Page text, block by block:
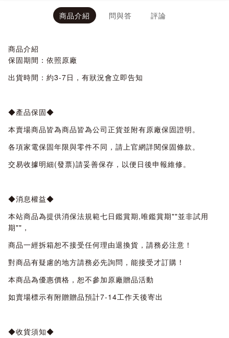
商品介紹 問與答 評論
商品介紹
保固期間：依照原廠
出貨時間：約3-7日，有狀況會立即告知
◆產品保固◆
本賣場商品皆為商品皆為公司正貨並附有原廠保固證明。
各項家電保固年限與零件不同，請上官網詳閱保固條款。
交易收據明細(發票)請妥善保存，以便日後申報維修。
◆消息權益◆
本站商品為提供消保法規範七日鑑賞期,唯鑑賞期""並非試用
期""，
商品一經拆箱恕不接受任何理由退換貨，請務必注意！
對商品有疑慮的地方請務必先詢問，能接受才訂購！
本商品為優惠價格，恕不參加原廠贈品活動
如賣場標示有附贈贈品預計7-14工作天後寄出
◆收貨須知◆